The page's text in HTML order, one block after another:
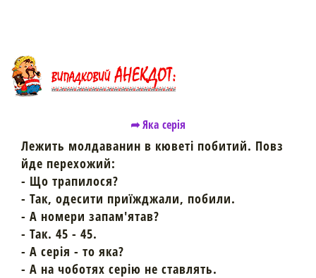
➦ Яка серія
Лежить молдаванин в кюветі побитий. Повз
йде перехожий:
- Що трапилося?
- Так, одесити приїжджали, побили.
- А номери запам'ятав?
- Так. 45 - 45.
- А серія - то яка?
- А на чоботях серію не ставлять.